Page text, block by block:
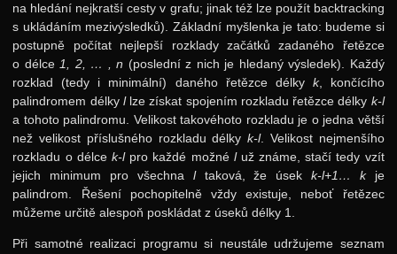
na hledání nejkratší cesty v grafu; jinak též lze použít backtracking
s ukládáním mezivýsledků). Základní myšlenka je tato: budeme si
postupně počítat nejlepší rozklady začátků zadaného řetězce
o délce 1, 2, … , n (poslední z nich je hledaný výsledek). Každý
rozklad (tedy i minimální) daného řetězce délky k, končícího
palindromem délky llze získat spojením rozkladu řetězce délky k-l
a tohoto palindromu. Velikost takovéhoto rozkladu je o jedna větší
než velikost příslušného rozkladu délkyk-l. Velikost nejmenšího
rozkladu o délce k-lpro každé možné luž známe, stačí tedy vzít
jejich minimum pro všechna ltaková, že úsek k-l+1… kje
palindrom. Řešení pochopitelně vždy existuje, neboť řetězec
můžeme určitě alespoň poskládat z úseků délky 1.
Při samotné realizaci programu si neustále udržujeme seznam